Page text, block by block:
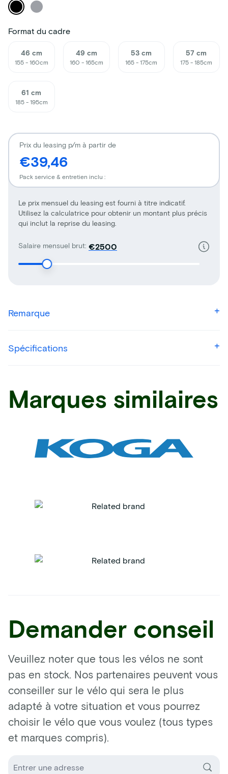
Format du cadre
46 cm
155 - 160cm
49 cm
160 - 165cm
53 cm
165 - 175cm
57 cm
175 - 185cm
61 cm
185 - 195cm
Salaire mensuel brut: €
Le prix mensuel du leasing est fourni à titre indicatif.
Utilisez la calculatrice pour obtenir un montant plus précis
qui inclut la reprise du leasing.
Prix du leasing p/m à partir de
€39,46
Pack service & entretien inclu :
Remarque
Spécifications
Marques similaires
Demander conseil
Veuillez noter que tous les vélos ne sont
pas en stock. Nos partenaires peuvent vous
conseiller sur le vélo qui sera le plus
adapté à votre situation et vous pourrez
choisir le vélo que vous voulez (tous types
et marques compris).